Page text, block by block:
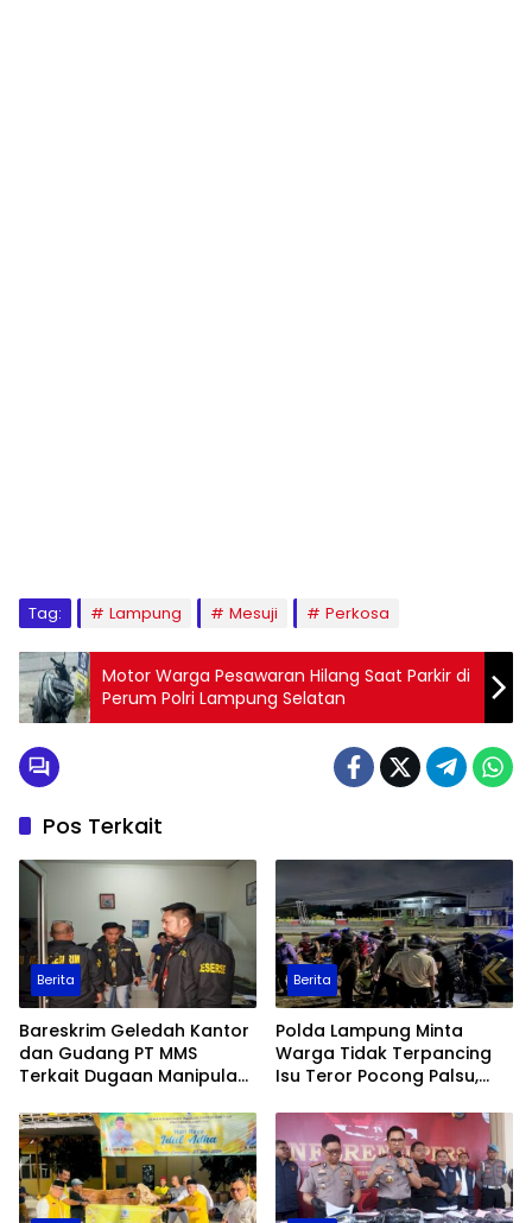
Tag: Lampung Mesuji Perkosa
Motor Warga Pesawaran Hilang Saat Parkir di
Perum Polri Lampung Selatan
Pos Terkait
Berita
Bareskrim Geledah Kantor
dan Gudang PT MMS
Terkait Dugaan Manipulasi
Berita
Polda Lampung Minta
Warga Tidak Terpancing
Isu Teror Pocong Palsu,
Ditingkatkan